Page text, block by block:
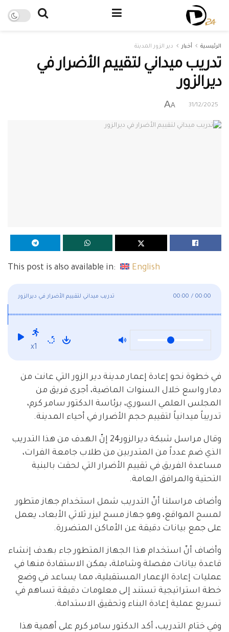
الرئيسية أخبار دير الزور المدينة
تدريب ميداني لتقييم الأضرار في
ديرالزور
31/12/2025
A
A
This post is also available in: English
تدريب ميداني لتقييم الأضرار في ديرالزور 00:00 / 00:00
x1
في خطوة نحو إعادة إعمار مدينة دير الزور التي عانت من
دمار واسع خلال السنوات الماضية، أجرى فريق من
المجلس العلمي السوري، برئاسة الدكتور سامر كرم،
تدريباً ميدانياً لتقييم حجم الأضرار في أحياء المدينة.
وقال مراسل شبكة ديرالزور24 إنّ الهدف من هذا التدريب
الذي ضم عدداً من المتدربين من طلاب جامعة الفرات،
مساعدة الفريق في تقييم الأضرار التي لحقت بالبنية
التحتية والمرافق العامة.
وأضاف مراسلنا أنّ التدريب شمل استخدام جهاز متطور
لمسح المواقع، وهو جهاز مسح ليزر ثلاثي الأبعاد، يعمل
على جمع بيانات دقيقة عن الأماكن المتضررة.
وأضاف أنّ استخدام هذا الجهاز المتطور جاء بهدف إنشاء
قاعدة بيانات مفصلة وشاملة، يمكن الاستفادة منها في
عمليات إعادة الإعمار المستقبلية، مما يساعد في وضع
خطة استراتيجية تستند إلى معلومات دقيقة تساهم في
تسريع عملية إعادة البناء وتحقيق الاستدامة.
وفي ختام التدريب، أكد الدكتور سامر كرم على أهمية هذا